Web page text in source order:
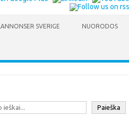
SVERIGE NUORODOS
Paieška